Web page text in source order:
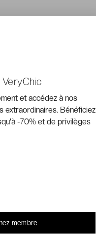
et accédez à nos
extraordinaires. Bénéficiez
-70% et de privilèges
membre